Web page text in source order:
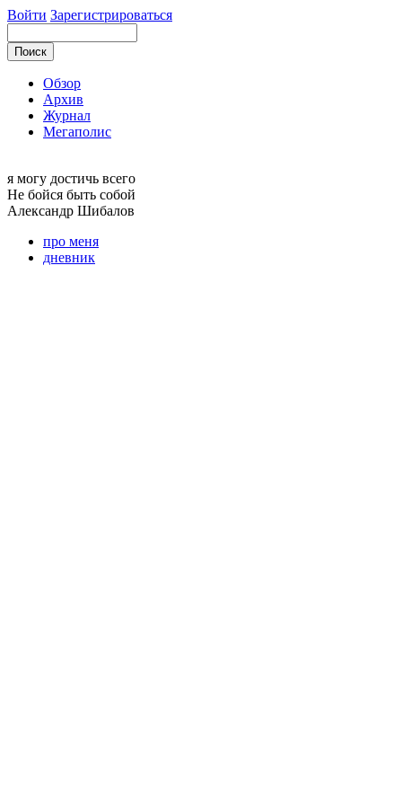
Войти Зарегистрироваться
Обзор
Архив
Журнал
Мегаполис
я могу достичь всего
Не бойся быть собой
Александр Шибалов
про меня
дневник